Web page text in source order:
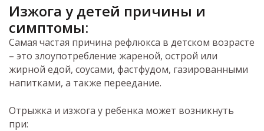
Изжога у детей причины и
симптомы:
Самая частая причина рефлюкса в детском возрасте
– это злоупотребление жареной, острой или
жирной едой, соусами, фастфудом, газированными
напитками, а также переедание.
Отрыжка и изжога у ребенка может возникнуть
при: